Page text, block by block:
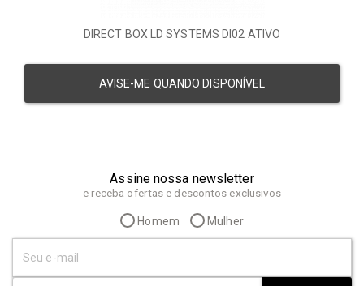
DIRECT BOX LD SYSTEMS DI02 ATIVO
AVISE-ME QUANDO DISPONÍVEL
Assine nossa newsletter
e receba ofertas e descontos exclusivos
Homem Mulher